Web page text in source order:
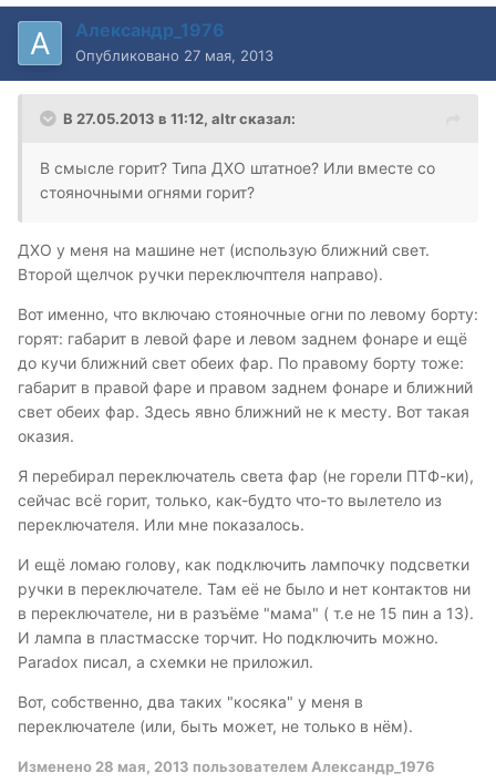
Александр_1976
Опубликовано 27 мая, 2013
В 27.05.2013 в 11:12, altr сказал:
В смысле горит? Типа ДХО штатное? Или вместе со
стояночными огнями горит?
ДХО у меня на машине нет (использую ближний свет.
Второй щелчок ручки переключптеля направо).
Вот именно, что включаю стояночные огни по левому борту:
горят: габарит в левой фаре и левом заднем фонаре и ещё
до кучи ближний свет обеих фар. По правому борту тоже:
габарит в правой фаре и правом заднем фонаре и ближний
свет обеих фар. Здесь явно ближний не к месту. Вот такая
оказия.
Я перебирал переключатель света фар (не горели ПТФ-ки),
сейчас всё горит, только, как-будто что-то вылетело из
переключателя. Или мне показалось.
И ещё ломаю голову, как подключить лампочку подсветки
ручки в переключателе. Там её не было и нет контактов ни
в переключателе, ни в разъёме "мама" ( т.е не 15 пин а 13).
И лампа в пластмасске торчит. Но подключить можно.
Paradox писал, а схемки не приложил.
Вот, собственно, два таких "косяка" у меня в
переключателе (или, быть может, не только в нём).
Изменено 28 мая, 2013 пользователем Александр_1976